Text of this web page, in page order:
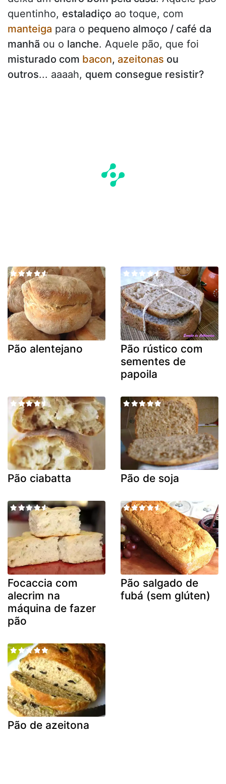
quentinho, estaladiço ao toque, com
manteiga para o pequeno almoço / café da
manhã ou o lanche. Aquele pão, que foi
misturado com bacon, azeitonas ou
outros... aaaah, quem consegue resistir?
Pão alentejano
Pão rústico com
sementes de
papoila
Pão ciabatta Pão de soja
Focaccia com
alecrim na
máquina de fazer
pão
Pão salgado de
fubá (sem glúten)
Pão de azeitona